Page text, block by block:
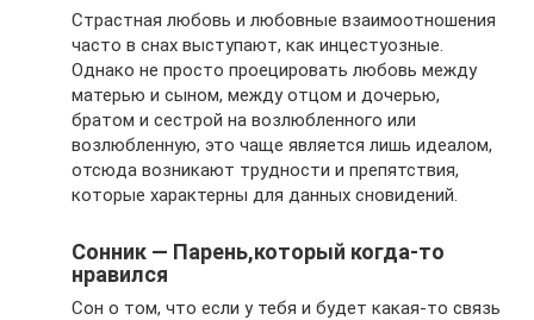
Страстная любовь и любовные взаимоотношения
часто в снах выступают, как инцестуозные.
Однако не просто проецировать любовь между
матерью и сыном, между отцом и дочерью,
братом и сестрой на возлюбленного или
возлюбленную, это чаще является лишь идеалом,
отсюда возникают трудности и препятствия,
которые характерны для данных сновидений.
Сонник — Парень,который когда-то
нравился
Сон о том, что если у тебя и будет какая-то связь